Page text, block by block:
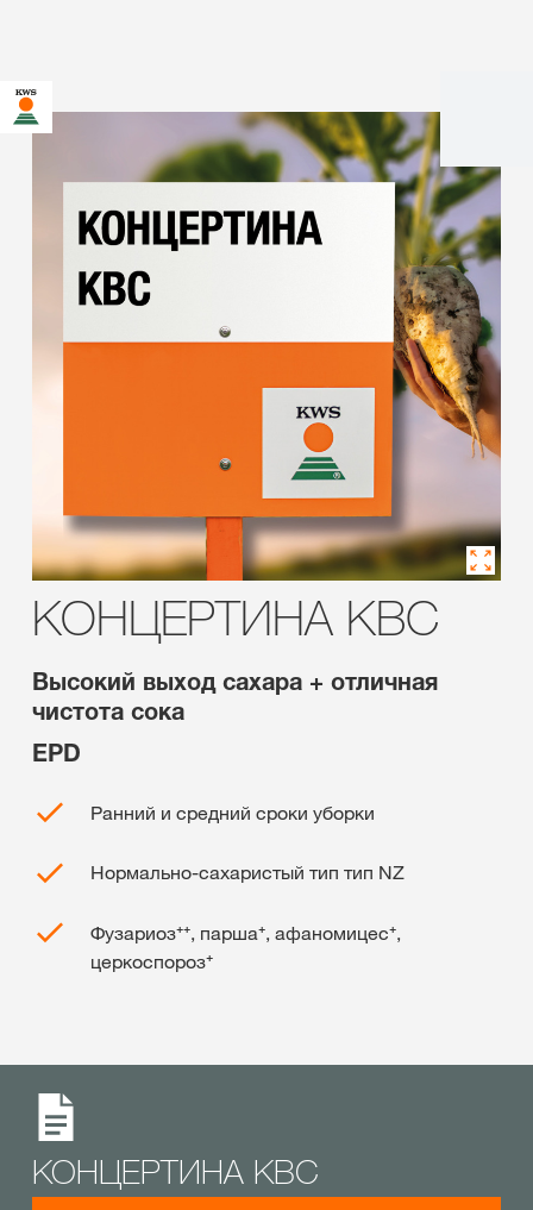
КОНЦЕРТИНА КВС
Высокий выход сахара + отличная
чистота сока
EPD
Ранний и средний сроки уборки
Нормально-сахаристый тип тип NZ
Фузариоз⁺⁺, парша⁺, афаномицес⁺,
церкоспороз⁺
КОНЦЕРТИНА KBC